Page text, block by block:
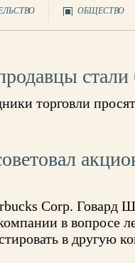
ОБЩЕСТВО
торговли
Corp. Говард
в вопросе
в другую